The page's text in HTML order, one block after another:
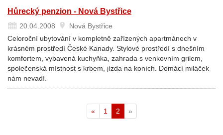
Hůrecký penzion - Nová Bystřice
20.04.2008
Nová Bystřice
Celoroční ubytování v kompletně zařízených apartmánech v
krásném prostředí České Kanady. Stylové prostředí s dnešním
komfortem, vybavená kuchyňka, zahrada s venkovním grilem,
společenská místnost s krbem, jízda na koních. Domácí miláček
nám nevadí.
« 1 2 »